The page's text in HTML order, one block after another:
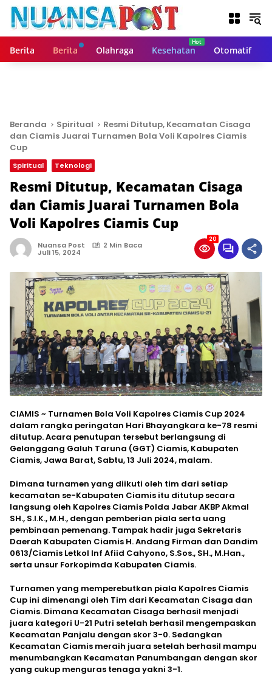
Berita Berita Olahraga Kesehatan Otomatif
Beranda Spiritual
Resmi Ditutup, Kecamatan Cisaga
dan Ciamis Juarai Turnamen Bola Voli Kapolres Ciamis
Cup
Spiritual Teknologi
Resmi Ditutup, Kecamatan Cisaga
dan Ciamis Juarai Turnamen Bola
Voli Kapolres Ciamis Cup
Nuansa Post 2 Min Baca
Juli 15, 2024
20
CIAMIS ~ Turnamen Bola Voli Kapolres Ciamis Cup 2024
dalam rangka peringatan Hari Bhayangkara ke-78 resmi
ditutup. Acara penutupan tersebut berlangsung di
Gelanggang Galuh Taruna (GGT) Ciamis, Kabupaten
Ciamis, Jawa Barat, Sabtu, 13 Juli 2024, malam.
Dimana turnamen yang diikuti oleh tim dari setiap
kecamatan se-Kabupaten Ciamis itu ditutup secara
langsung oleh Kapolres Ciamis Polda Jabar AKBP Akmal
SH., S.I.K., M.H., dengan pemberian piala serta uang
pembinaan pemenang. Tampak hadir juga Sekretaris
Daerah Kabupaten Ciamis H. Andang Firman dan Dandim
0613/Ciamis Letkol Inf Afiid Cahyono, S.Sos., SH., M.Han.,
serta unsur Forkopimda Kabupaten Ciamis.
Turnamen yang memperebutkan piala Kapolres Ciamis
Cup ini dimenangi oleh Tim dari Kecamatan Cisaga dan
Ciamis. Dimana Kecamatan Cisaga berhasil menjadi
juara kategori U-21 Putri setelah berhasil mengempaskan
Kecamatan Panjalu dengan skor 3-0. Sedangkan
Kecamatan Ciamis meraih juara setelah berhasil mampu
menumbangkan Kecamatan Panumbangan dengan skor
yang cukup menguras tenaga yakni 3-1.